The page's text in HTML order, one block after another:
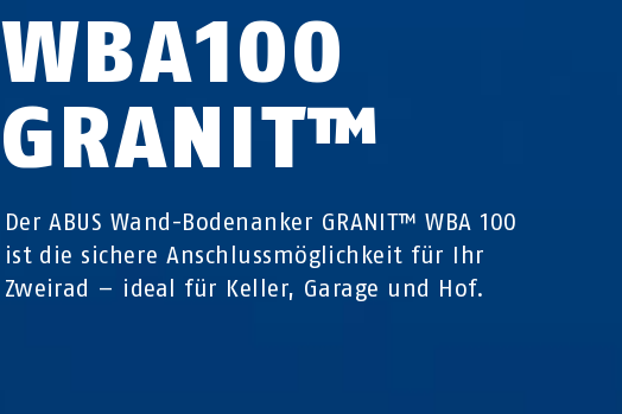
WBA100
GRANIT™
Der ABUS Wand-Bodenanker GRANIT™ WBA 100
ist die sichere Anschlussmöglichkeit für Ihr
Zweirad – ideal für Keller, Garage und Hof.